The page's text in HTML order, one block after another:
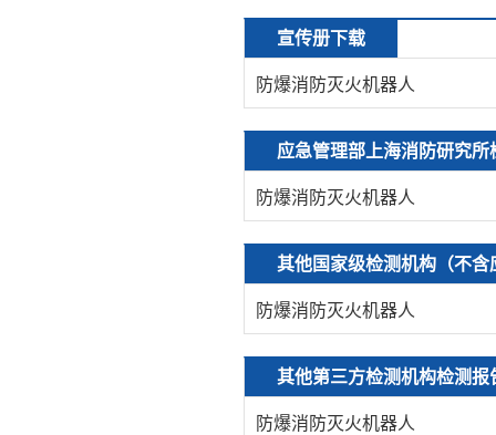
宣传册下载
防爆消防灭火机器人
应急管理部上海消防研究所
防爆消防灭火机器人
其他国家级检测机构（不
防爆消防灭火机器人
其他第三方检测机构检测报
防爆消防灭火机器人